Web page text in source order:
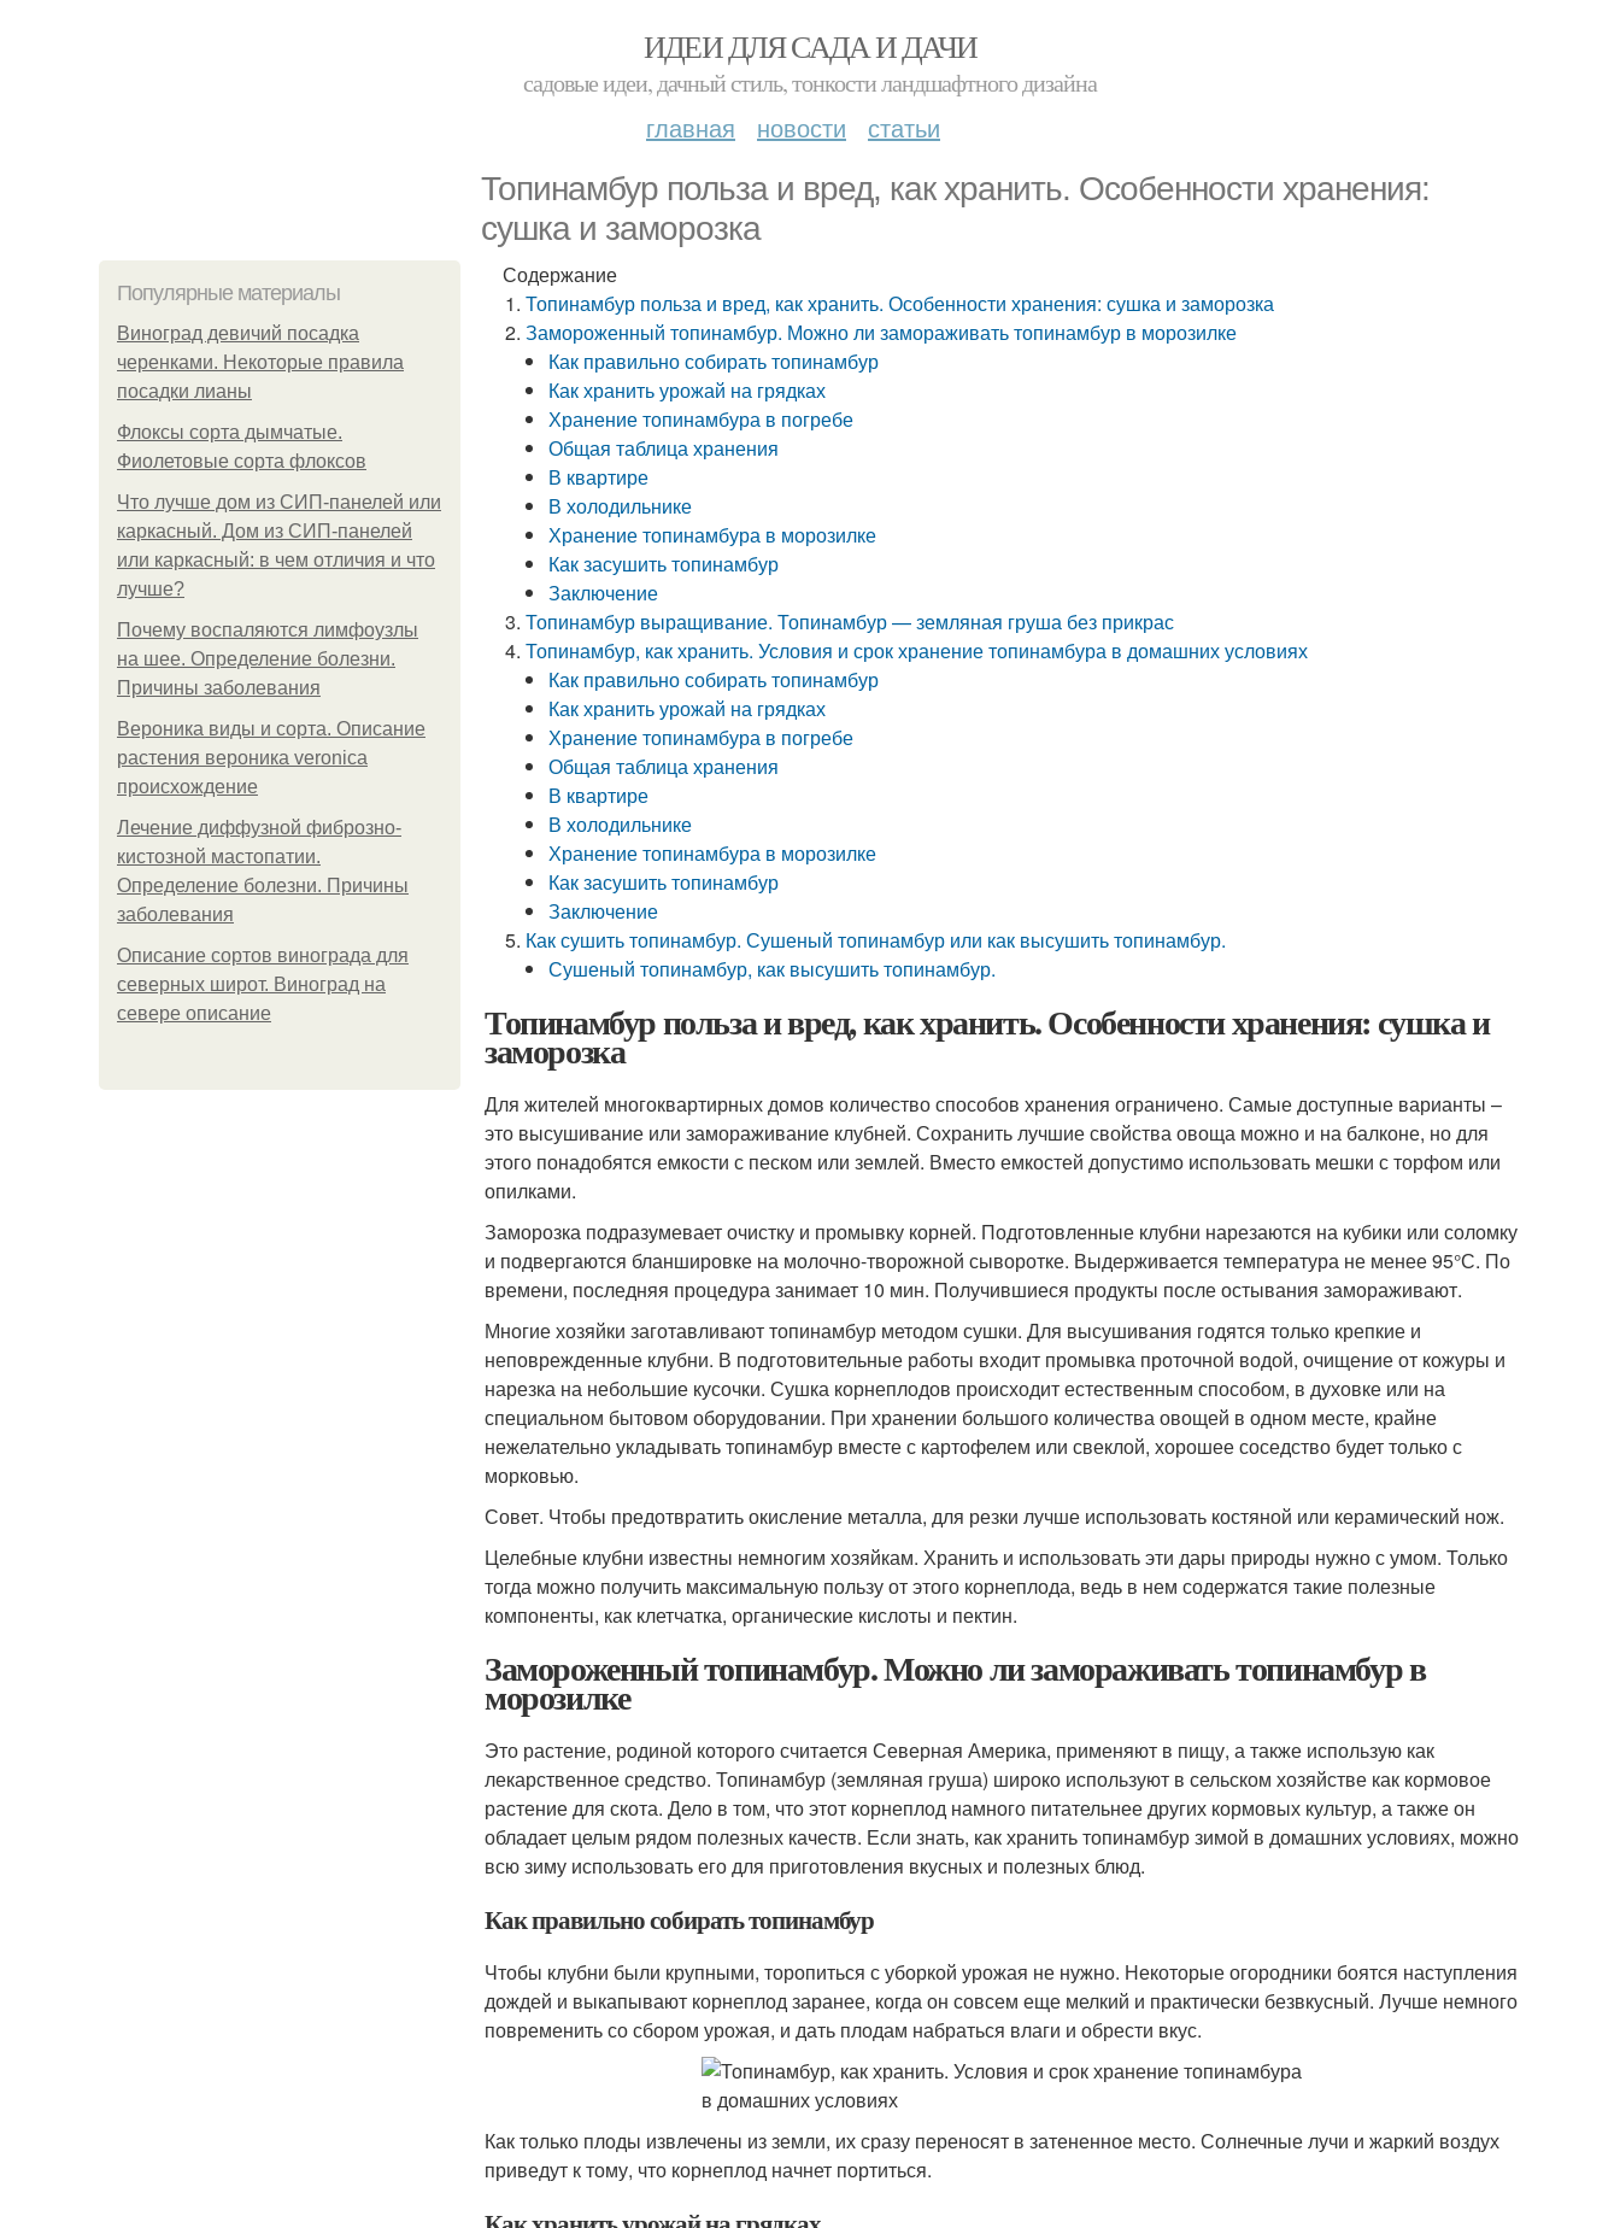
ИДЕИ ДЛЯ САДА И ДАЧИ
садовые идеи, дачный стиль, тонкости ландшафтного дизайна
главная новости статьи
Топинамбур польза и вред, как хранить. Особенности хранения:
сушка и заморозка
Популярные материалы
Виноград девичий посадка
черенками. Некоторые правила
посадки лианы
Флоксы сорта дымчатые.
Фиолетовые сорта флоксов
Что лучше дом из СИП-панелей или
каркасный. Дом из СИП-панелей
или каркасный: в чем отличия и что
лучше?
Почему воспаляются лимфоузлы
на шее. Определение болезни.
Причины заболевания
Вероника виды и сорта. Описание
растения вероника veronica
происхождение
Лечение диффузной фиброзно-
кистозной мастопатии.
Определение болезни. Причины
заболевания
Описание сортов винограда для
северных широт. Виноград на
севере описание
Содержание
Топинамбур польза и вред, как хранить. Особенности хранения: сушка и заморозка
Замороженный топинамбур. Можно ли замораживать топинамбур в морозилке
Как правильно собирать топинамбур
Как хранить урожай на грядках
Хранение топинамбура в погребе
Общая таблица хранения
В квартире
В холодильнике
Хранение топинамбура в морозилке
Как засушить топинамбур
Заключение
Топинамбур выращивание. Топинамбур — земляная груша без прикрас
Топинамбур, как хранить. Условия и срок хранение топинамбура в домашних условиях
Как правильно собирать топинамбур
Как хранить урожай на грядках
Хранение топинамбура в погребе
Общая таблица хранения
В квартире
В холодильнике
Хранение топинамбура в морозилке
Как засушить топинамбур
Заключение
Как сушить топинамбур. Сушеный топинамбур или как высушить топинамбур.
Сушеный топинамбур, как высушить топинамбур.
Топинамбур польза и вред, как хранить. Особенности хранения: сушка и
заморозка
Для жителей многоквартирных домов количество способов хранения ограничено. Самые доступные варианты –
это высушивание или замораживание клубней. Сохранить лучшие свойства овоща можно и на балконе, но для
этого понадобятся емкости с песком или землей. Вместо емкостей допустимо использовать мешки с торфом или
опилками.
Заморозка подразумевает очистку и промывку корней. Подготовленные клубни нарезаются на кубики или соломку
и подвергаются бланшировке на молочно-творожной сыворотке. Выдерживается температура не менее 95°С. По
времени, последняя процедура занимает 10 мин. Получившиеся продукты после остывания замораживают.
Многие хозяйки заготавливают топинамбур методом сушки. Для высушивания годятся только крепкие и
неповрежденные клубни. В подготовительные работы входит промывка проточной водой, очищение от кожуры и
нарезка на небольшие кусочки. Сушка корнеплодов происходит естественным способом, в духовке или на
специальном бытовом оборудовании. При хранении большого количества овощей в одном месте, крайне
нежелательно укладывать топинамбур вместе с картофелем или свеклой, хорошее соседство будет только с
морковью.
Совет. Чтобы предотвратить окисление металла, для резки лучше использовать костяной или керамический нож.
Целебные клубни известны немногим хозяйкам. Хранить и использовать эти дары природы нужно с умом. Только
тогда можно получить максимальную пользу от этого корнеплода, ведь в нем содержатся такие полезные
компоненты, как клетчатка, органические кислоты и пектин.
Замороженный топинамбур. Можно ли замораживать топинамбур в
морозилке
Это растение, родиной которого считается Северная Америка, применяют в пищу, а также использую как
лекарственное средство. Топинамбур (земляная груша) широко используют в сельском хозяйстве как кормовое
растение для скота. Дело в том, что этот корнеплод намного питательнее других кормовых культур, а также он
обладает целым рядом полезных качеств. Если знать, как хранить топинамбур зимой в домашних условиях, можно
всю зиму использовать его для приготовления вкусных и полезных блюд.
Как правильно собирать топинамбур
Чтобы клубни были крупными, торопиться с уборкой урожая не нужно. Некоторые огородники боятся наступления
дождей и выкапывают корнеплод заранее, когда он совсем еще мелкий и практически безвкусный. Лучше немного
повременить со сбором урожая, и дать плодам набраться влаги и обрести вкус.
Как только плоды извлечены из земли, их сразу переносят в затененное место. Солнечные лучи и жаркий воздух
приведут к тому, что корнеплод начнет портиться.